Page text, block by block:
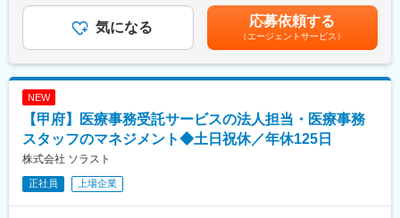
残業については配属先によって多少前後しますが全社月平均残業
時間は20時間程度になります。年間休日120日以上を確保してお
り、プライベートのお時間もしっかりと確保できる環境の準備が
あります。
各プロジェクトには担当の営業が着任しており、定期的な面談な
社内にはキャリアアドバイザーも常駐しているため、将来のキャ
リアや現職に関する相談も気軽に利用頂けます。
変更の範囲：会社の定める業務
・分析法の検討および手順書作成
・分析結果のデータ整理・レポート作成
＜使用する機器＞
ICP-MS、GF-AAS、イオンクロマトグラフィー、電子顕微鏡-
EDX（エネルギー分散型X線分析装置）、全有機炭素計、P&T-
■就業環境について：
超純水中の金属・イオン等のごくわずかな不純物を限りなく低濃
度で分析評価可能とする分析技術を持っています。
金属・イオンはppt～ppq（1リットル中に1ナノグラム～1ピコグ
ラム）レベル濃度の分析を行っています。
極低濃度の水質分析を行う環境として、微粒子・ガス状汚染のな
の金額であり、選考を通じて上下する可能性があります。月給(月
額)は固定手当を含めた表記です。
気になる 応募依頼する
（エージェントサービス）
NEW
【甲府】医療事務受託サービスの法人担当・医療事務
スタッフのマネジメント◆土日祝休／年休125日
株式会社 ソラスト
正社員 上場企業